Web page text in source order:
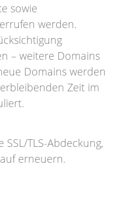
sowie
werden.
– weitere Domains
Domains werden
Zeit im
TLS-Abdeckung,
erneuern.